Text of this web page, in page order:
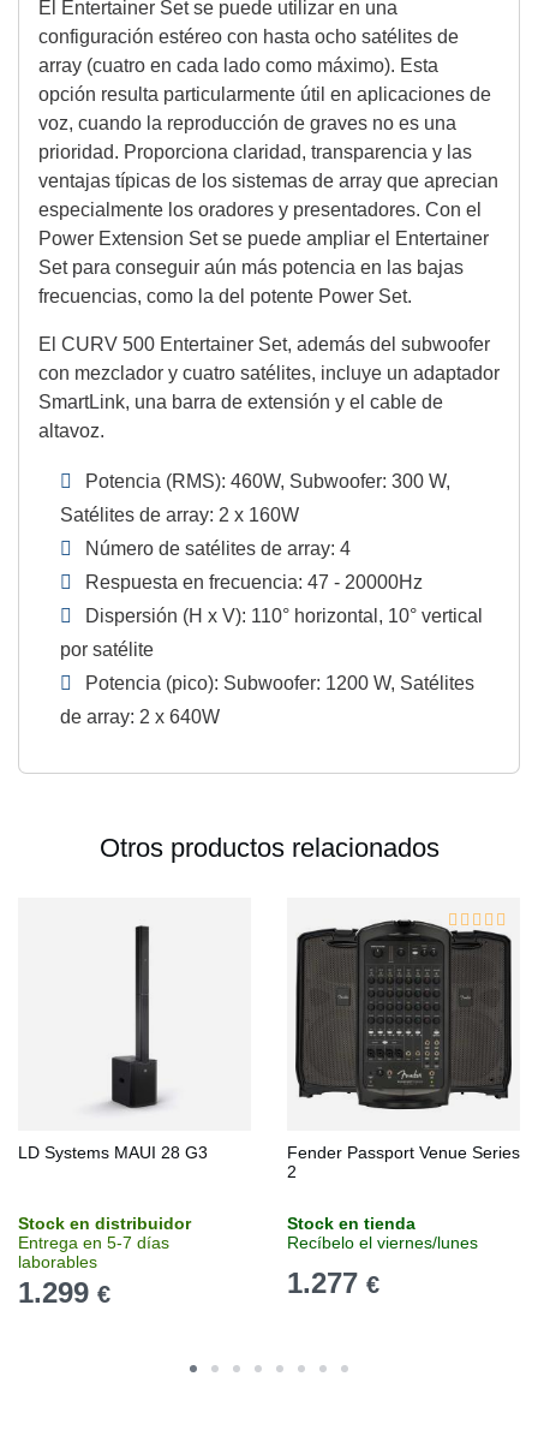
El Entertainer Set se puede utilizar en una
configuración estéreo con hasta ocho satélites de
array (cuatro en cada lado como máximo). Esta
opción resulta particularmente útil en aplicaciones de
voz, cuando la reproducción de graves no es una
prioridad. Proporciona claridad, transparencia y las
ventajas típicas de los sistemas de array que aprecian
especialmente los oradores y presentadores. Con el
Power Extension Set se puede ampliar el Entertainer
Set para conseguir aún más potencia en las bajas
frecuencias, como la del potente Power Set.
El CURV 500 Entertainer Set, además del subwoofer
con mezclador y cuatro satélites, incluye un adaptador
SmartLink, una barra de extensión y el cable de
altavoz.
Potencia (RMS): 460W, Subwoofer: 300 W,
Satélites de array: 2 x 160W
Número de satélites de array: 4
Respuesta en frecuencia: 47 - 20000Hz
Dispersión (H x V): 110° horizontal, 10° vertical
por satélite
Potencia (pico): Subwoofer: 1200 W, Satélites
de array: 2 x 640W
Otros productos relacionados
LD Systems MAUI 28 G3
Stock en distribuidor
Entrega en 5-7 días
laborables
1.299 €
Fender Passport Venue Series
2
Stock en tienda
Recíbelo el viernes/lunes
1.277 €